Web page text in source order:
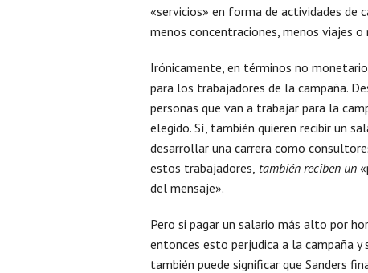
«servicios» en forma de actividades de
menos concentraciones, menos viajes
Irónicamente, en términos no
para los trabajadores de la campaña.
personas que van a trabajar para la
elegido. Sí, también quieren recibir un
desarrollar una carrera como
estos trabajadores, también reciben un
del mensaje».
Pero si pagar un salario más alto por
entonces esto perjudica a la campaña y
también puede significar que Sanders